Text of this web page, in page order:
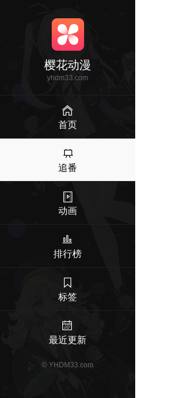
樱花动漫
yhdm33.com
首页
追番
动画
排行榜
标签
最近更新
© YHDM33.com